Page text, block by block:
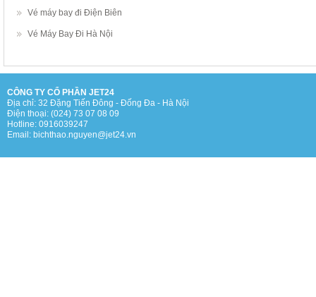
Vé máy bay đi Điện Biên
Vé Máy Bay Đi Hà Nội
CÔNG TY CỔ PHẦN JET24
Địa chỉ: 32 Đặng Tiến Đông - Đống Đa - Hà Nội
Điện thoại: (024) 73 07 08 09
Hotline: 0916039247
Email: bichthao.nguyen@jet24.vn